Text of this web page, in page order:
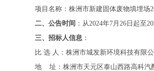
项目名称：株洲市新建固体废物填埋场
二、公告时间 ：从2024年7月26日起至
三、招标人信息 ：
比 选 人：株洲市城发新环境科技有限公
地 址：株洲市天元区泰山西路高科汽